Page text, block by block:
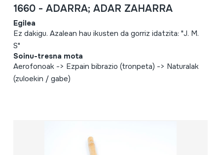
1660 - ADARRA; ADAR ZAHARRA
Egilea
Ez dakigu. Azalean hau ikusten da gorriz idatzita: "J. M.
S"
Soinu-tresna mota
Aerofonoak -> Ezpain bibrazio (tronpeta) -> Naturalak
(zuloekin / gabe)